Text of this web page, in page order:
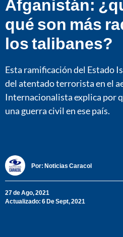
Afganistán:
qué son más
los talibanes?
Esta ramificación del Estado
del atentado terrorista en el
Internacionalista explica por
una guerra civil en ese país.
Por: Noticias Caracol
27 de Ago, 2021
Actualizado: 6 De Sept, 2021